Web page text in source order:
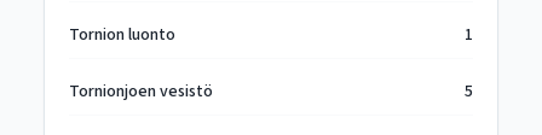
Tornion luonto 1
Tornionjoen vesistö 5